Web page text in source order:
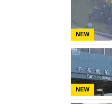
NEW
NEW